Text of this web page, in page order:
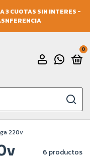
3 CUOTAS SIN INTERES -
0
220v
6 productos